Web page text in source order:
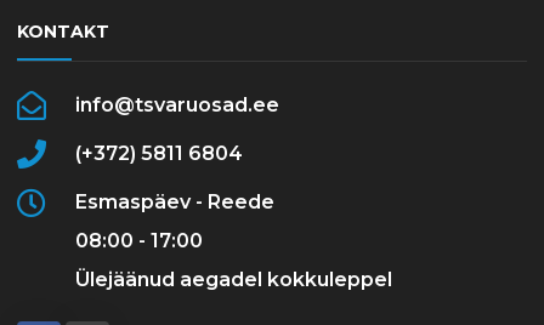
KONTAKT
info@tsvaruosad.ee
(+372) 5811 6804
Esmaspäev - Reede
08:00 - 17:00
Ülejäänud aegadel kokkuleppel